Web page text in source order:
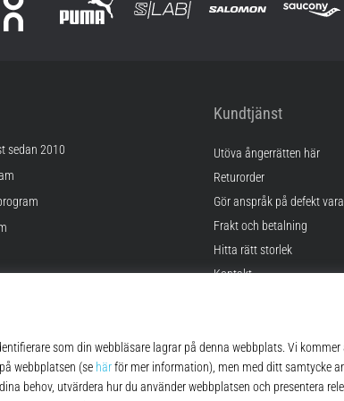
sedan 2010
Kundtjänst
Utöva ångerrätten här
Returorder
Gör anspråk på defekt vara
Frakt och betalning
Hitta rätt storlek
Kontakt